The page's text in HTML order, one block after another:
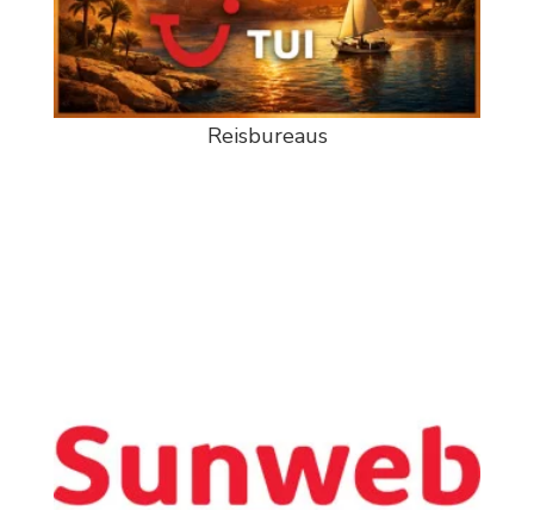
Reisbureaus